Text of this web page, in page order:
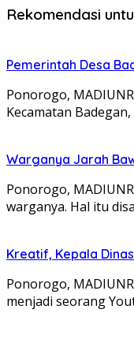
Rekomendasi
Pemerintah Desa
Ponorogo,
Kecamatan
Warganya Jarah
Ponorogo,
warganya. Hal itu
Kreatif, Kepala
Ponorogo,
menjadi seorang